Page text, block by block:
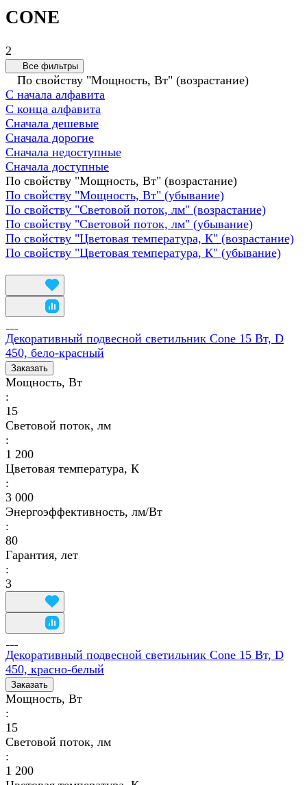
CONE
2
Все фильтры
По свойству "Мощность, Вт" (возрастание)
С начала алфавита
С конца алфавита
Сначала дешевые
Сначала дорогие
Сначала недоступные
Сначала доступные
По свойству "Мощность, Вт" (возрастание)
По свойству "Мощность, Вт" (убывание)
По свойству "Световой поток, лм" (возрастание)
По свойству "Световой поток, лм" (убывание)
По свойству "Цветовая температура, К" (возрастание)
По свойству "Цветовая температура, К" (убывание)
Декоративный подвесной светильник Cone 15 Вт, D
450, бело-красный
Заказать
Мощность, Вт
:
15
Световой поток, лм
:
1 200
Цветовая температура, К
:
3 000
Энергоэффективность, лм/Вт
:
80
Гарантия, лет
:
3
Декоративный подвесной светильник Cone 15 Вт, D
450, красно-белый
Заказать
Мощность, Вт
:
15
Световой поток, лм
:
1 200